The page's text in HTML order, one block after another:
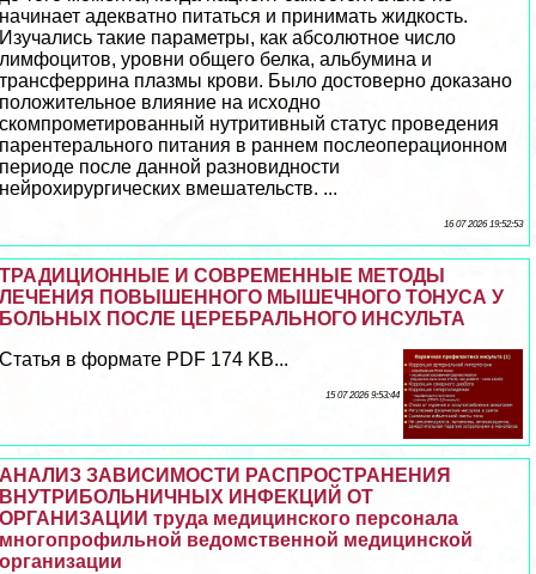
начинает адекватно питаться и принимать жидкость.
Изучались такие параметры, как абсолютное число
лимфоцитов, уровни общего белка, альбумина и
трaнcферрина плазмы крови. Было достоверно доказано
положительное влияние на исходно
скомпрометированный нутритивный статус проведения
парентерального питания в раннем послеоперационном
периоде после данной разновидности
нейрохирургических вмешательств. ...
16 07 2026 19:52:53
ТРАДИЦИОННЫЕ И СОВРЕМЕННЫЕ МЕТОДЫ
ЛЕЧЕНИЯ ПОВЫШЕННОГО МЫШЕЧНОГО ТОНУСА У
БОЛЬНЫХ ПОСЛЕ ЦЕРЕБРАЛЬНОГО ИНСУЛЬТА
Статья в формате PDF 174 KB...
15 07 2026 9:53:44
АНАЛИЗ ЗАВИСИМОСТИ РАСПРОСТРАНЕНИЯ
ВНУТРИБОЛЬНИЧНЫХ ИНФЕКЦИЙ ОТ
ОРГАНИЗАЦИИ труда медицинского персонала
многопрофильной ведомственной медицинской
организации